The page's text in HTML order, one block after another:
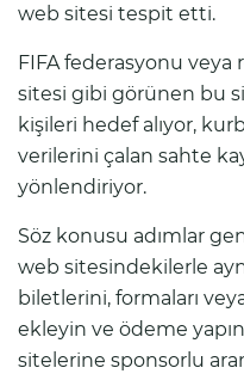
web sitesi tespit etti.
FIFA federasyonu veya
sitesi gibi görünen bu
kişileri hedef alıyor,
verilerini çalan sahte
yönlendiriyor.
Söz konusu adımlar
web sitesindekilerle
biletlerini, formaları
ekleyin ve ödeme
sitelerine sponsorlu